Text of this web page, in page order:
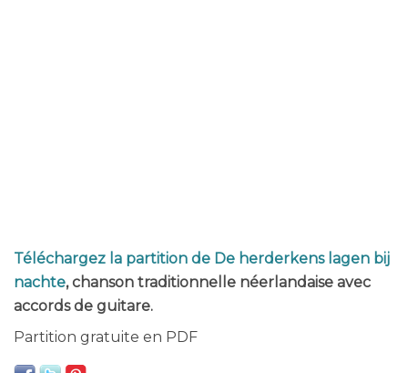
Téléchargez la partition de De herderkens lagen bij
nachte, chanson traditionnelle néerlandaise avec
accords de guitare.
Partition gratuite en PDF